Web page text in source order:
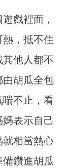
戲裡面，
，抵不住
他人都不
由胡瓜全包
喘不止，看
表示自己
就相當熱心
鑽進胡瓜